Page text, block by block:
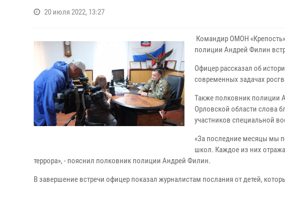
20 июля 2022, 13:27
Командир ОМОН
полиции Андрей Филин
Офицер рассказал об
современных задачах
Также полковник полиции
Орловской области слова
участников специальной
«За последние месяцы мы
школ. Каждое из них
террора», - пояснил полковник полиции Андрей Филин.
В завершение встречи офицер показал журналистам послания от детей,